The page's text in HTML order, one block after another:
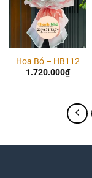
Hoa Bó – HB112
1.720.000₫